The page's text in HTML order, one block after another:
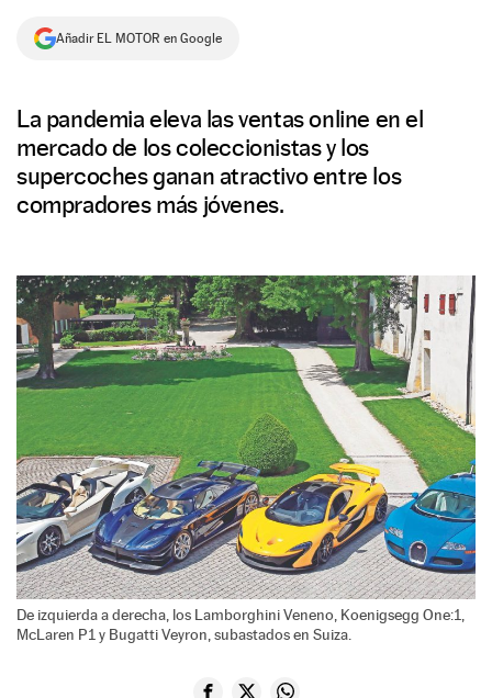
NEWSLETTER
Añadir EL MOTOR en Google
La pandemia eleva las ventas online en el
mercado de los coleccionistas y los
supercoches ganan atractivo entre los
compradores más jóvenes.
De izquierda a derecha, los Lamborghini Veneno, Koenigsegg One:1,
McLaren P1 y Bugatti Veyron, subastados en Suiza.